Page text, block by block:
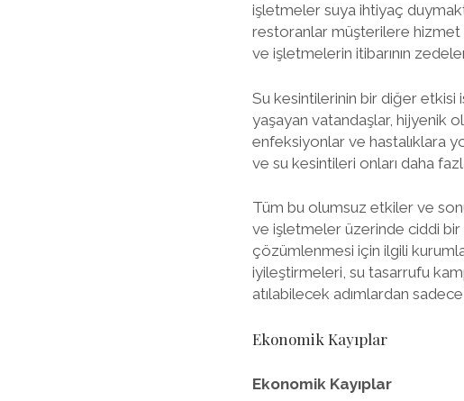
işletmeler suya ihtiyaç
restoranlar müşterilere hizmet
ve işletmelerin itibarının
Su kesintilerinin bir diğer etkisi
yaşayan vatandaşlar, hijyenik
enfeksiyonlar ve hastalıklara
ve su kesintileri onları daha
Tüm bu olumsuz etkiler ve
ve işletmeler üzerinde ciddi bir
çözümlenmesi için ilgili
iyileştirmeleri, su tasarrufu
atılabilecek adımlardan sadece
Ekonomik Kayıplar
Ekonomik Kayıplar